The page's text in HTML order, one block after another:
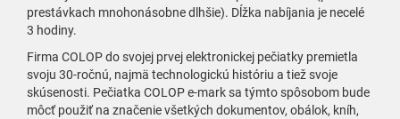
prestávkach mnohonásobne dlhšie). Dĺžka nabíjania je necelé
3 hodiny.
Firma COLOP do svojej prvej elektronickej pečiatky premietla
svoju 30-ročnú, najmä technologickú históriu a tiež svoje
skúsenosti. Pečiatka COLOP e-mark sa týmto spôsobom bude
môcť použiť na značenie všetkých dokumentov, obálok, kníh,